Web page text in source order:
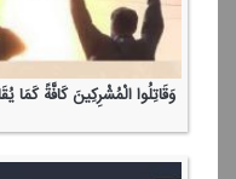
وَقَاتِلُوا الْمُشْرِكِینَ كَافَّةً كَمَا